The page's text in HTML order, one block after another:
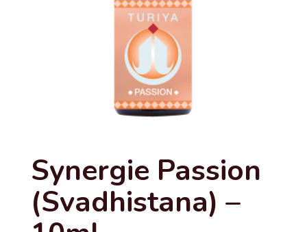
Synergie Passion
(Svadhistana) –